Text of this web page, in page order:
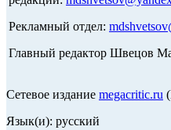
Рекламный отдел:
Главный редактор Швецов
Сетевое издание megacritic.ru
Язык(и): русский